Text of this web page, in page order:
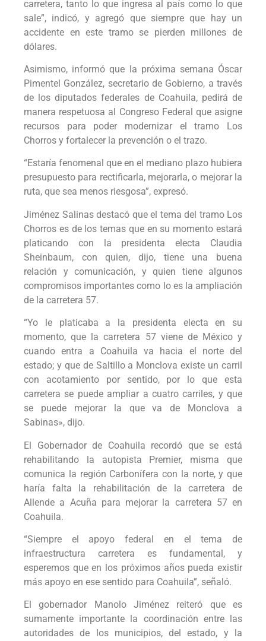
carretera, tanto lo que ingresa al país como lo que
sale”, indicó, y agregó que siempre que hay un
accidente en este tramo se pierden millones de
dólares.
Asimismo, informó que la próxima semana Óscar
Pimentel González, secretario de Gobierno, a través
de los diputados federales de Coahuila, pedirá de
manera respetuosa al Congreso Federal que asigne
recursos para poder modernizar el tramo Los
Chorros y fortalecer la prevención o el trazo.
“Estaría fenomenal que en el mediano plazo hubiera
presupuesto para rectificarla, mejorarla, o mejorar la
ruta, que sea menos riesgosa”, expresó.
Jiménez Salinas destacó que el tema del tramo Los
Chorros es de los temas que en su momento estará
platicando con la presidenta electa Claudia
Sheinbaum, con quien, dijo, tiene una buena
relación y comunicación, y quien tiene algunos
compromisos importantes como lo es la ampliación
de la carretera 57.
“Yo le platicaba a la presidenta electa en su
momento, que la carretera 57 viene de México y
cuando entra a Coahuila va hacia el norte del
estado; y que de Saltillo a Monclova existe un carril
con acotamiento por sentido, por lo que esta
carretera se puede ampliar a cuatro carriles, y que
se puede mejorar la que va de Monclova a
Sabinas», dijo.
El Gobernador de Coahuila recordó que se está
rehabilitando la autopista Premier, misma que
comunica la región Carbonífera con la norte, y que
haría falta la rehabilitación de la carretera de
Allende a Acuña para mejorar la carretera 57 en
Coahuila.
“Siempre el apoyo federal en el tema de
infraestructura carretera es fundamental, y
esperemos que en los próximos años pueda existir
más apoyo en ese sentido para Coahuila”, señaló.
El gobernador Manolo Jiménez reiteró que es
sumamente importante la coordinación entre las
autoridades de los municipios, del estado, y la